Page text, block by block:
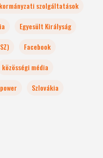
szolgáltatások
Egyesült Királyság
Facebook
közösségi média
Szlovákia